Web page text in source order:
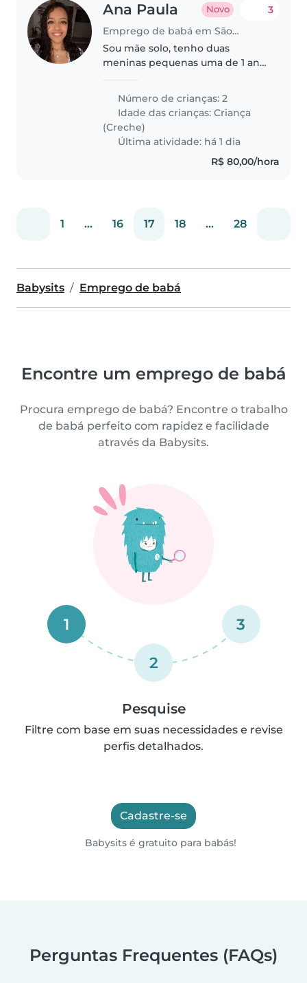
Ana Paula Novo
Emprego de babá em São Paulo
3
Sou mãe solo, tenho duas
meninas pequenas uma de 1 ano
simpáticas e curiosas. comem de
tudo
Número de crianças: 2
Idade das crianças:Criança
(Creche)
Última atividade: há 1 dia
R$ 80,00/hora
1 ... 16 17 18 ... 28
Babysits Emprego de babá
Encontre um emprego de babá
Procura emprego de babá? Encontre o trabalho
de babá perfeito com rapidez e facilidade
através da Babysits.
1
2
3
Pesquise
Filtre com base em suas necessidades e revise
perfis detalhados.
Cadastre-se
Babysits é gratuito para babás!
Perguntas Frequentes (FAQs)